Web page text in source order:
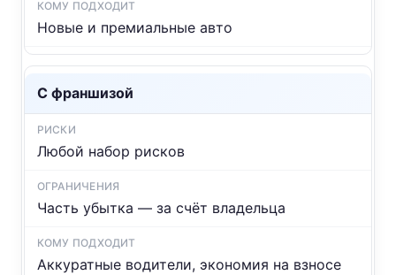
Новые и премиальные авто
С франшизой
Любой набор рисков
Часть убытка — за счёт владельца
Аккуратные водители, экономия на взносе